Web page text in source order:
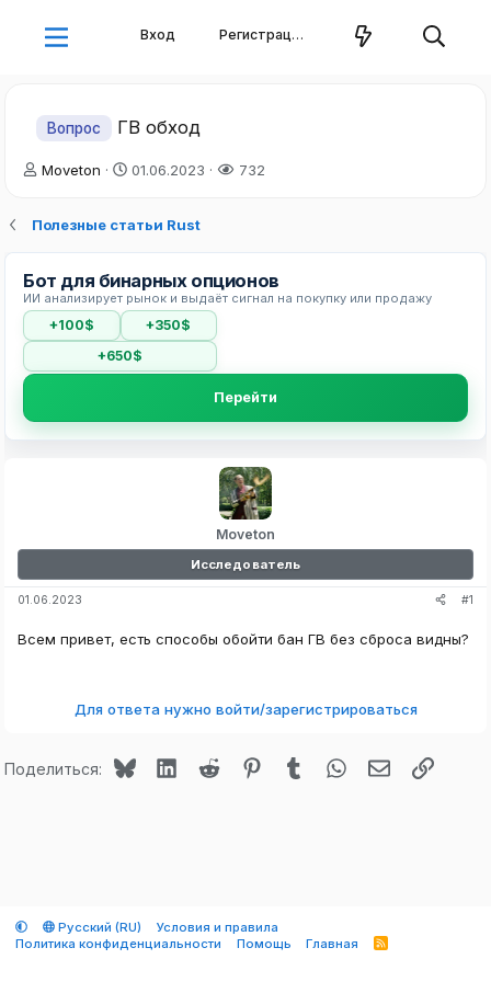
Вход Регистрация
Вопрос ГВ обход
А
о
е
м
ы
Moveton
Д
а
ч
а
а
01.06.2023 732
Полезные статьи Rust
Бот для бинарных опционов
ИИ анализирует рынок и выдаёт сигнал на покупку или продажу
+100$
+350$
+650$
Перейти
Moveton
Исследователь
01.06.2023 #1
Всем привет, есть способы обойти бан ГВ без сброса видны?
Для ответа нужно войти/зарегистрироваться
Поделиться: BlueskyLinkedInReddit PinterestTumblr WhatsApp Ссылка
Русский (RU)
Условия и правила
Политика конфиденциальности
Помощь Главная
R